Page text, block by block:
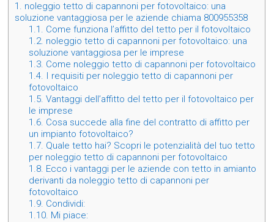
1. noleggio tetto di capannoni per fotovoltaico: una
soluzione vantaggiosa per le aziende chiama 800955358
1.1. Come funziona l’affitto del tetto per il fotovoltaico
1.2. noleggio tetto di capannoni per fotovoltaico: una
soluzione vantaggiosa per le imprese
1.3. Come noleggio tetto di capannoni per fotovoltaico
1.4. I requisiti per noleggio tetto di capannoni per
fotovoltaico
1.5. Vantaggi dell’affitto del tetto per il fotovoltaico per
le imprese
1.6. Cosa succede alla fine del contratto di affitto per
un impianto fotovoltaico?
1.7. Quale tetto hai? Scopri le potenzialità del tuo tetto
per noleggio tetto di capannoni per fotovoltaico
1.8. Ecco i vantaggi per le aziende con tetto in amianto
derivanti da noleggio tetto di capannoni per
fotovoltaico
1.9. Condividi:
1.10. Mi piace: